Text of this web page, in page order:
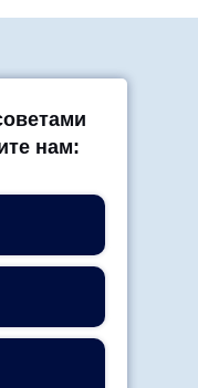
нам: